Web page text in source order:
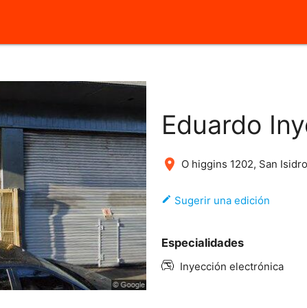
Eduardo
place O higgins 1202, San
edit Sugerir una edición
Especialidades
Inyección electrónica